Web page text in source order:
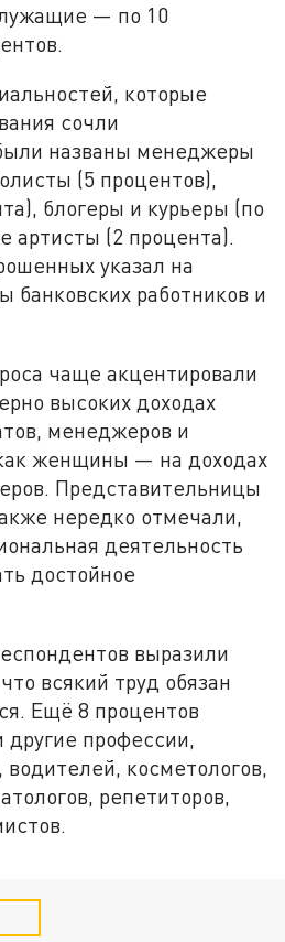
— по 10
которые
сочли
названы менеджеры
(5 процентов),
блогеры и курьеры (по
артисты (2 процента).
указал на
работников и
чаще акцентировали
высоких доходах
менеджеров и
женщины — на доходах
Представительницы
нередко отмечали,
деятельность
достойное
выразили
всякий труд обязан
Ещё 8 процентов
другие профессии,
косметологов,
репетиторов,